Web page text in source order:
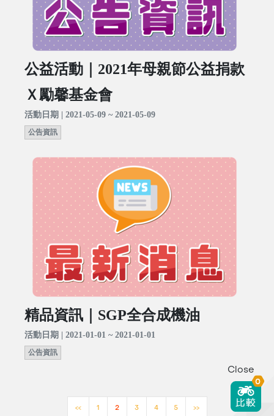
公益活動｜2021年母親節公益捐款
Ｘ勵馨基金會
活動日期 | 2021-05-09 ~ 2021-05-09
公告資訊
精品資訊｜SGP全合成機油
活動日期 | 2021-01-01 ~ 2021-01-01
公告資訊
<< 1 2 3 4 5 >>
Close
0